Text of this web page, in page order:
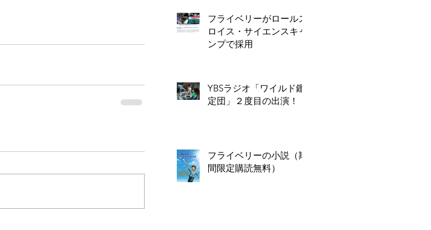
フライベリーがロールス
ロイス・サイエンスキャ
ンプで採用
YBSラジオ「ワイルド鑑
定団」２度目の出演！
フライベリーの小説（期
間限定購読無料）